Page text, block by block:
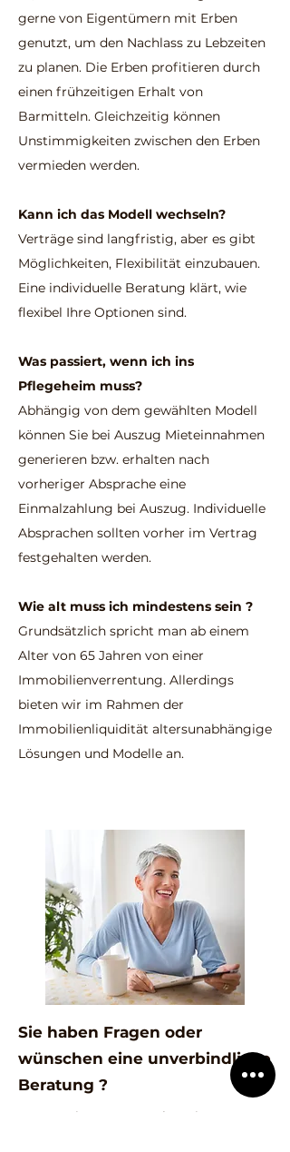
gerne von Eigentümern mit Erben
genutzt, um den Nachlass zu Lebzeiten
zu planen. Die Erben profitieren durch
einen frühzeitigen Erhalt von
Barmitteln. Gleichzeitig können
Unstimmigkeiten zwischen den Erben
vermieden werden.
Kann ich das Modell wechseln?
Verträge sind langfristig, aber es gibt
Möglichkeiten, Flexibilität einzubauen.
Eine individuelle Beratung klärt, wie
flexibel Ihre Optionen sind.
Was passiert, wenn ich ins
Pflegeheim muss?
Abhängig von dem gewählten Modell
können Sie bei Auszug Mieteinnahmen
generieren bzw. erhalten nach
vorheriger Absprache eine
Einmalzahlung bei Auszug. Individuelle
Absprachen sollten vorher im Vertrag
festgehalten werden.
Wie alt muss ich mindestens sein ?
Grundsätzlich spricht man ab einem
Alter von 65 Jahren von einer
Immobilienverrentung. Allerdings
bieten wir im Rahmen der
Immobilienliquidität altersunabhängige
Lösungen und Modelle an.
Sie haben Fragen oder
wünschen eine unverbindliche
Beratung ?
Nutzen Sie unser Angebot einer